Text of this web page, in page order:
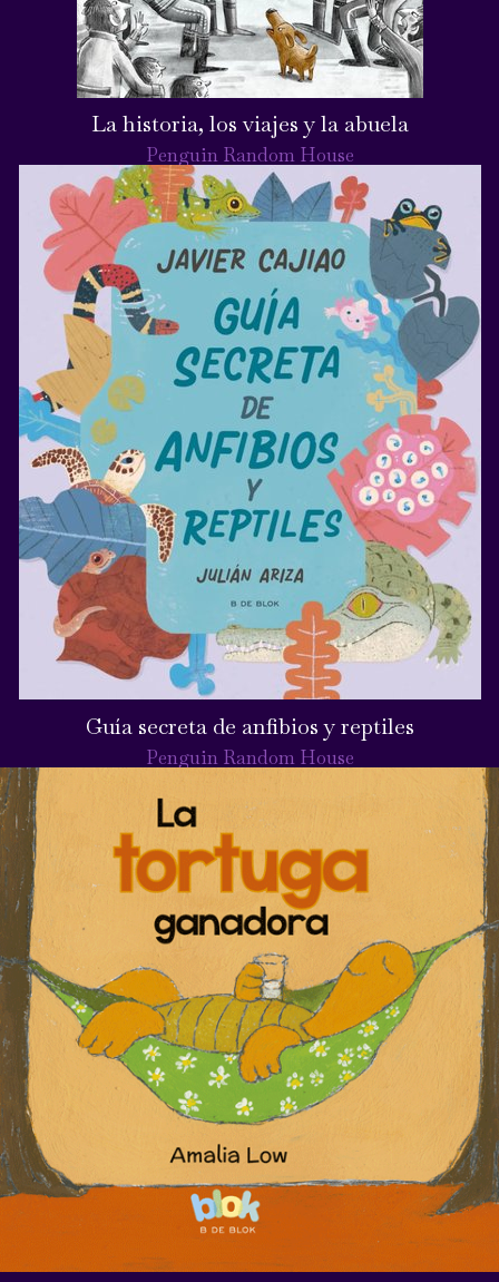
La historia, los viajes y la abuela
Penguin Random House
Guía secreta de anfibios y reptiles
Penguin Random House